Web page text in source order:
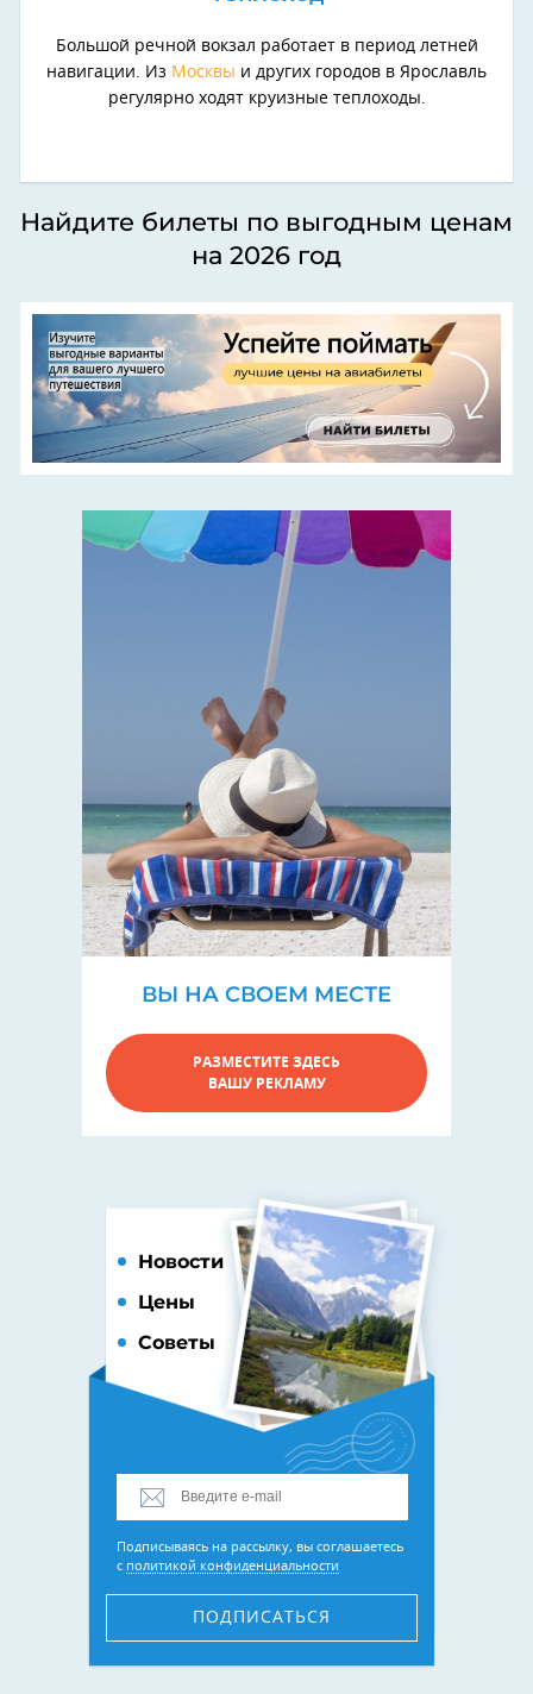
Большой речной вокзал работает в период летней
навигации. Из Москвы и других городов в Ярославль
регулярно ходят круизные теплоходы.
Найдите билеты по выгодным ценам
на 2026 год
ВЫ НА СВОЕМ МЕСТЕ
РАЗМЕСТИТЕ ЗДЕСЬ
ВАШУ РЕКЛАМУ
Новости
Цены
Советы
Подписываясь на рассылку, вы соглашаетесь
с политикой конфиденциальности
ПОДПИСАТЬСЯ